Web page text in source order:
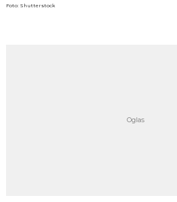
Foto: Shutterstock